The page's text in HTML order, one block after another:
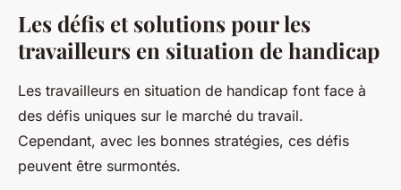
Les défis et solutions pour les
travailleurs en situation de handicap
Les travailleurs en situation de handicap font face à
des défis uniques sur le marché du travail.
Cependant, avec les bonnes stratégies, ces défis
peuvent être surmontés.